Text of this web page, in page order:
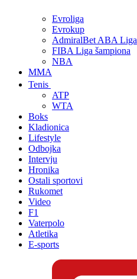
Evroliga
Evrokup
AdmiralBet ABA Liga
FIBA Liga šampiona
NBA
MMA
Tenis
ATP
WTA
Boks
Kladionica
Lifestyle
Odbojka
Intervju
Hronika
Ostali sportovi
Rukomet
Video
F1
Vaterpolo
Atletika
E-sports